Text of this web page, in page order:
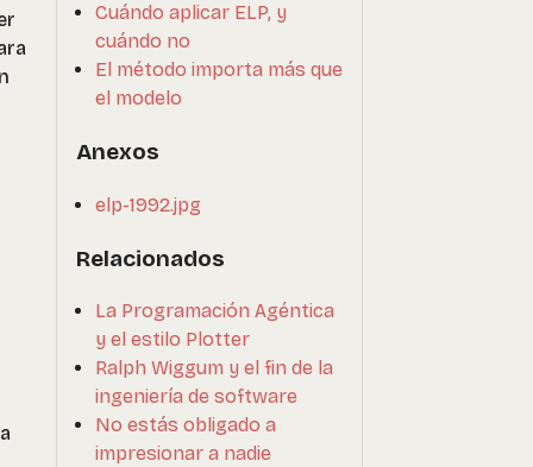
Cuándo aplicar ELP, y
cuándo no
El método importa más que
el modelo
Anexos
elp-1992.jpg
Relacionados
La Programación Agéntica
y el estilo Plotter
Ralph Wiggum y el fin de la
ingeniería de software
No estás obligado a
impresionar a nadie